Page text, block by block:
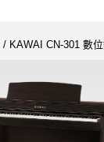
/ KAWAI CN-301 數